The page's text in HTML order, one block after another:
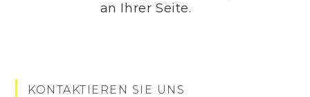
an Ihrer Seite.
KONTAKTIEREN SIE UNS